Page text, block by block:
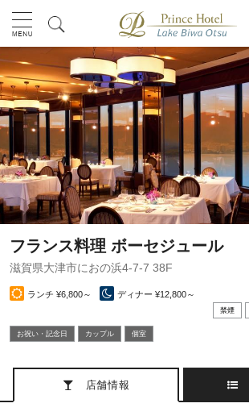
フランス料理 ボーセジュール
滋賀県大津市におの浜4-7-7 38F
ランチ ¥6,800～ ディナー ¥12,800～
禁煙
お祝い・記念⽇ カップル 個室
店舗情報